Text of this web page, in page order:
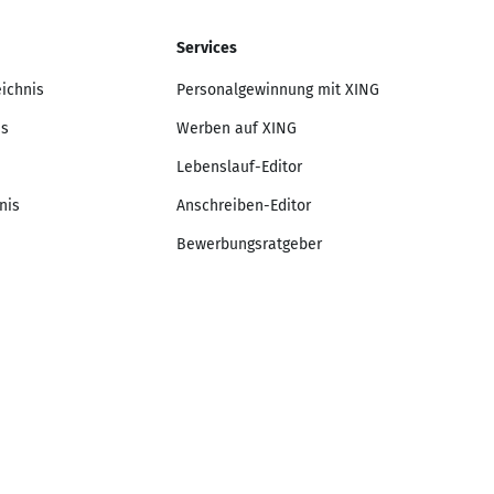
Services
Personalgewinnung mit XING
Werben auf XING
Lebenslauf-Editor
Anschreiben-Editor
Bewerbungsratgeber